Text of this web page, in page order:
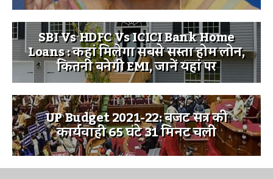
SBI Vs HDFC Vs ICICI Bank Home
Loans : कहां मिलेगा सबसे सस्ता होम लोन,
कितनी बनेगी EMI, जानें यहां पर
UP Budget 2021-22: बजट सत्र की
कार्यवाही 65 घंटे 31 मिनट चली